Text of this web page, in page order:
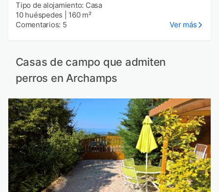
Tipo de alojamiento: Casa
10 huéspedes
160 m²
Comentarios: 5
Ver más
Casas de campo que admiten
perros en Archamps